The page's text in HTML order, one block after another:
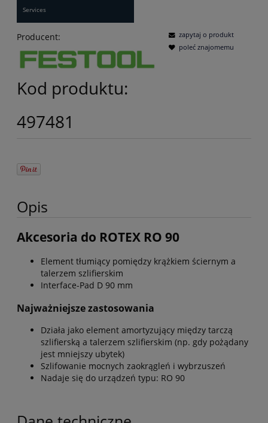
Services
Producent:
Kod produktu:
497481
zapytaj o produkt
poleć znajomemu
Opis
Akcesoria do ROTEX RO 90
Element tłumiący pomiędzy krążkiem ściernym a
talerzem szlifierskim
Interface-Pad D 90 mm
Najważniejsze zastosowania
Działa jako element amortyzujący między tarczą
szlifierską a talerzem szlifierskim (np. gdy pożądany
jest mniejszy ubytek)
Szlifowanie mocnych zaokrągleń i wybrzuszeń
Nadaje się do urządzeń typu: RO 90